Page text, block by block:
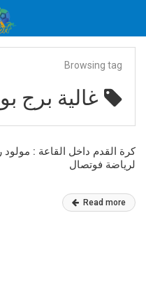
Browsing tag
غالية برج
كرة القدم داخل القاعة :
لرياضة فوتصال
Read more